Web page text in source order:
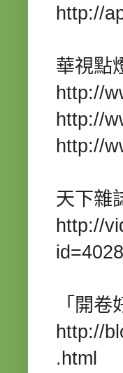
http://
華視點
http://
http://
http://
天下雜
http://
「開卷
http://
.html